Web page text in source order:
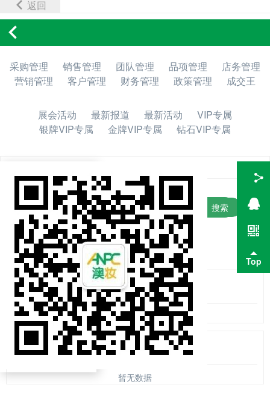
返回
内容列表
采购管理 销售管理 团队管理 品项管理
店务管理
营销管理
客户管理 财务管理 政策管理 成交王
展会活动 最新报道 最新活动
VIP专属
银牌VIP专属
金牌VIP专属 钻石VIP专属
搜索
暂无数据
暂无数据
钻石VIP专属
暂无数据
钻石VIP专属
暂无数据
Top